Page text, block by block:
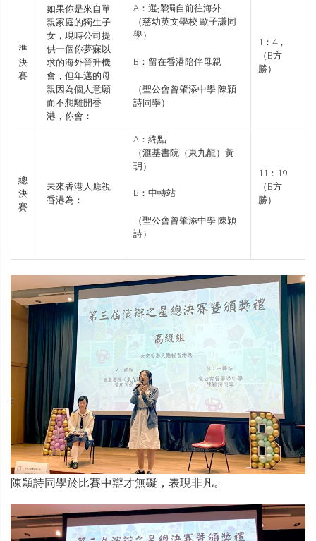
準
決
賽
如果你是來自單
親家庭的獨生子
女，現時公司提
供一個你夢寐以
求的海外晉升機
會，但年邁的母
親因為個人意願
而不想離開香
港，你會：
A：選擇獨自前往海外
（慈幼英文學校 歐子謙同
學）
B：留在香港陪伴母親
（聖公會曾肇添中學 陳穎
詩同學）
1：4，
（B方
勝）
總
決
賽
未來香港人應視
香港為：
A：終點
（滙基書院（東九龍）黃
玥）
B：中轉站
（聖公會曾肇添中學 陳穎
詩）
11：19
（B方
勝）
陳穎詩同學於比賽中辯才無礙，表現非凡。